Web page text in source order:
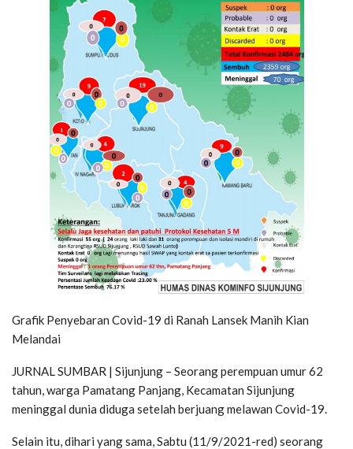
Grafik Penyebaran Covid-19 di Ranah Lansek Manih Kian
Melandai
JURNAL SUMBAR | Sijunjung – Seorang perempuan umur 62
tahun, warga Pamatang Panjang, Kecamatan Sijunjung
meninggal dunia diduga setelah berjuang melawan Covid-19.
Selain itu, dihari yang sama, Sabtu (11/9/2021-red) seorang